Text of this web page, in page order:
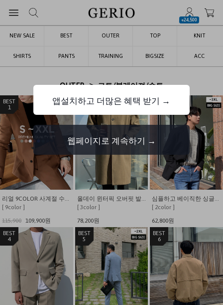
+24,500
NEW SALE BEST OUTER TOP KNIT
SHIRTS PANTS TRAINING BIGSIZE ACC
OUTER > 코트/블레이져/수트
1
리얼 9COLOR 사계절 수트 세트
[ 9color ]
115,900 109,900원
2
올데이 윈터픽 오버핏 발마칸 울 코트
[ 3color ]
78,200원
3
심플하고 베이직한 싱글버튼 블레이져 자켓
[ 2color ]
62,800원
4 5 6
앱설치하고 더많은 혜택 받기 →
웹페이지로 계속하기 →